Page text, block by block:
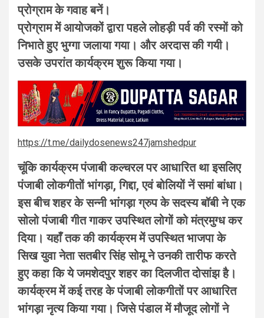
प्रोग्राम के गवाह बनें।
प्रोग्राम में आयोजकों द्वारा पहले लोहड़ी पर्व की रस्मों को
निभाते हुए भुग्गा जलाया गया। और अरदास की गयी।
उसके उपरांत कार्यक्रम शुरू किया गया।
https://t.me/dailydosenews247jamshedpur
चूंकि कार्यक्रम पंजाबी कल्चरल पर आधारित था इसलिए
पंजाबी लोकगीतों भांगड़ा, गिद्दा, एवं बोलियों नें समां बांधा।
इस बीच शहर के सन्नी भांगड़ा ग्रुप के सदस्य बॉबी ने एक
सोलो पंजाबी गीत गाकर उपस्थित लोगों को मंत्रमुग्ध कर
दिया। यहाँ तक की कार्यक्रम में उपस्थित भाजपा के
सिख युवा नेता सतबीर सिंह सोमू ने उनकी तारीफ करते
हुए कहा कि ये जमशेदपुर शहर का दिलजीत दोसांझ है।
कार्यक्रम में कई तरह के पंजाबी लोकगीतों पर आधारित
भांगड़ा नृत्य किया गया। जिसे पंडाल में मौजूद लोगों ने